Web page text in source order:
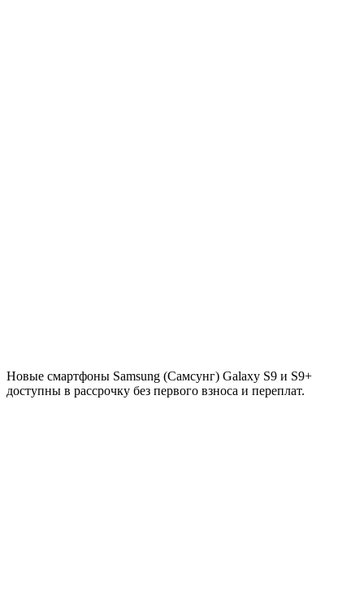
Новые смартфоны Samsung (Самсунг) Galaxy S9 и S9+
доступны в рассрочку без первого взноса и переплат.